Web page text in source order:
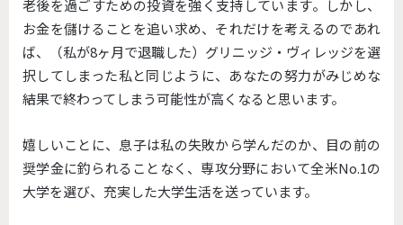
老後を過ごすための投資を強く支持しています。しかし、
お金を儲けることを追い求め、それだけを考えるのであれ
ば、（私が8ヶ月で退職した）グリニッジ・ヴィレッジを選
択してしまった私と同じように、あなたの努力がみじめな
結果で終わってしまう可能性が高くなると思います。
嬉しいことに、息子は私の失敗から学んだのか、目の前の
奨学金に釣られることなく、専攻分野において全米No.1の
大学を選び、充実した大学生活を送っています。